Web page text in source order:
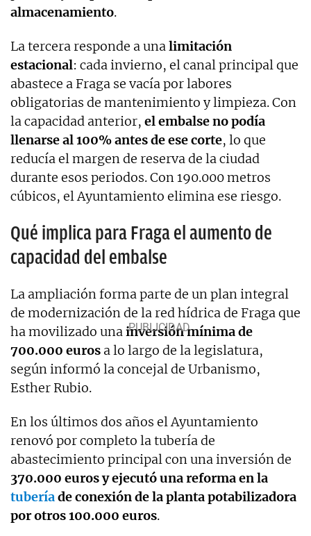
almacenamiento.
La tercera responde a unalimitación
estacional: cada invierno, el canal principal que
abastece a Fraga se vacía por labores
obligatorias de mantenimiento y limpieza. Con
la capacidad anterior, el embalse no podía
llenarse al 100% antes de ese corte, lo que
reducía el margen de reserva de la ciudad
durante esos periodos. Con 190.000 metros
cúbicos, el Ayuntamiento elimina ese riesgo.
Qué implica para Fraga el aumento de
capacidad del embalse
La ampliación forma parte de un plan integral
de modernización de la red hídrica de Fraga que
ha movilizado unainversiónmínimade
700.000 euros a lo largo de la legislatura,
según informó la concejal de Urbanismo,
Esther Rubio.
En los últimos dos años el Ayuntamiento
renovó por completo la tubería de
abastecimiento principal con una inversión de
370.000 eurosy ejecutó una reforma en la
tuberíade conexión de la planta potabilizadora
por otros100.000 euros.